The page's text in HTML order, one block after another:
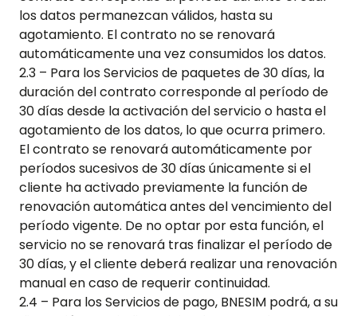
los datos permanezcan válidos, hasta su
agotamiento. El contrato no se renovará
automáticamente una vez consumidos los datos.
2.3 – Para los Servicios de paquetes de 30 días, la
duración del contrato corresponde al período de
30 días desde la activación del servicio o hasta el
agotamiento de los datos, lo que ocurra primero.
El contrato se renovará automáticamente por
períodos sucesivos de 30 días únicamente si el
cliente ha activado previamente la función de
renovación automática antes del vencimiento del
período vigente. De no optar por esta función, el
servicio no se renovará tras finalizar el período de
30 días, y el cliente deberá realizar una renovación
manual en caso de requerir continuidad.
2.4 – Para los Servicios de pago, BNESIM podrá, a su